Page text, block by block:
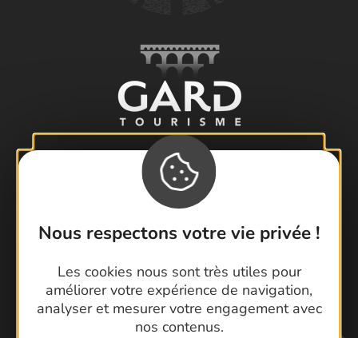
Nous respectons votre vie privée !
Les cookies nous sont très utiles pour
améliorer votre expérience de navigation,
analyser et mesurer votre engagement avec
nos contenus.
Visiter le Pont du Gard en famille
Les Arènes de Nîmes
Escapade en Camargue
Randonnée en Cévennes